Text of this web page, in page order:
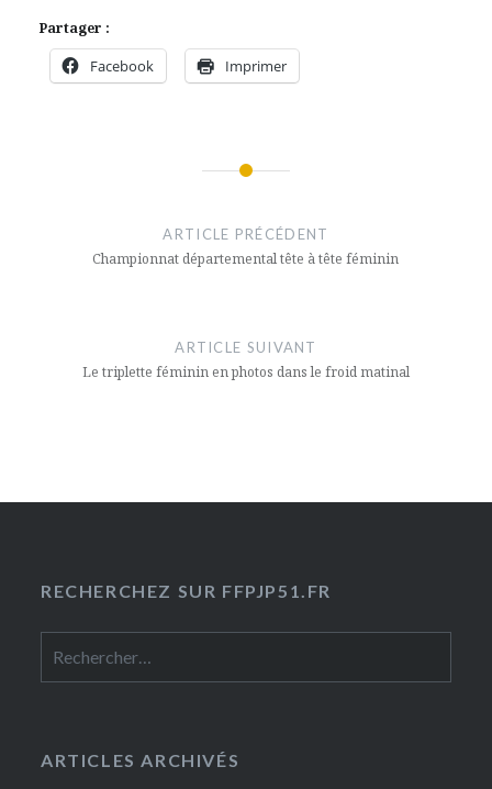
Partager :
Facebook Imprimer
l’article
ARTICLE PRÉCÉDENT
Championnat départemental tête à tête féminin
ARTICLE SUIVANT
Le triplette féminin en photos dans le froid matinal
RECHERCHEZ SUR FFPJP51.FR
ARTICLES ARCHIVÉS